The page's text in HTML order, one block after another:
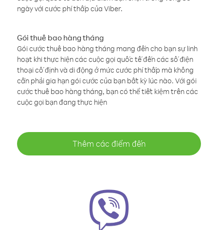
ngày với cước phí thấp của Viber.
Gói thuê bao hàng tháng
Gói cước thuê bao hàng tháng mang đến cho bạn sự linh
hoạt khi thực hiện các cuộc gọi quốc tế đến các số điện
thoại cố định và di động ở mức cước phí thấp mà không
cần phải gia hạn gói cước của bạn bất kỳ lúc nào. Với gói
cước thuê bao hàng tháng, bạn có thể tiết kiệm trên các
cuộc gọi bạn đang thực hiện
Thêm các điểm đến